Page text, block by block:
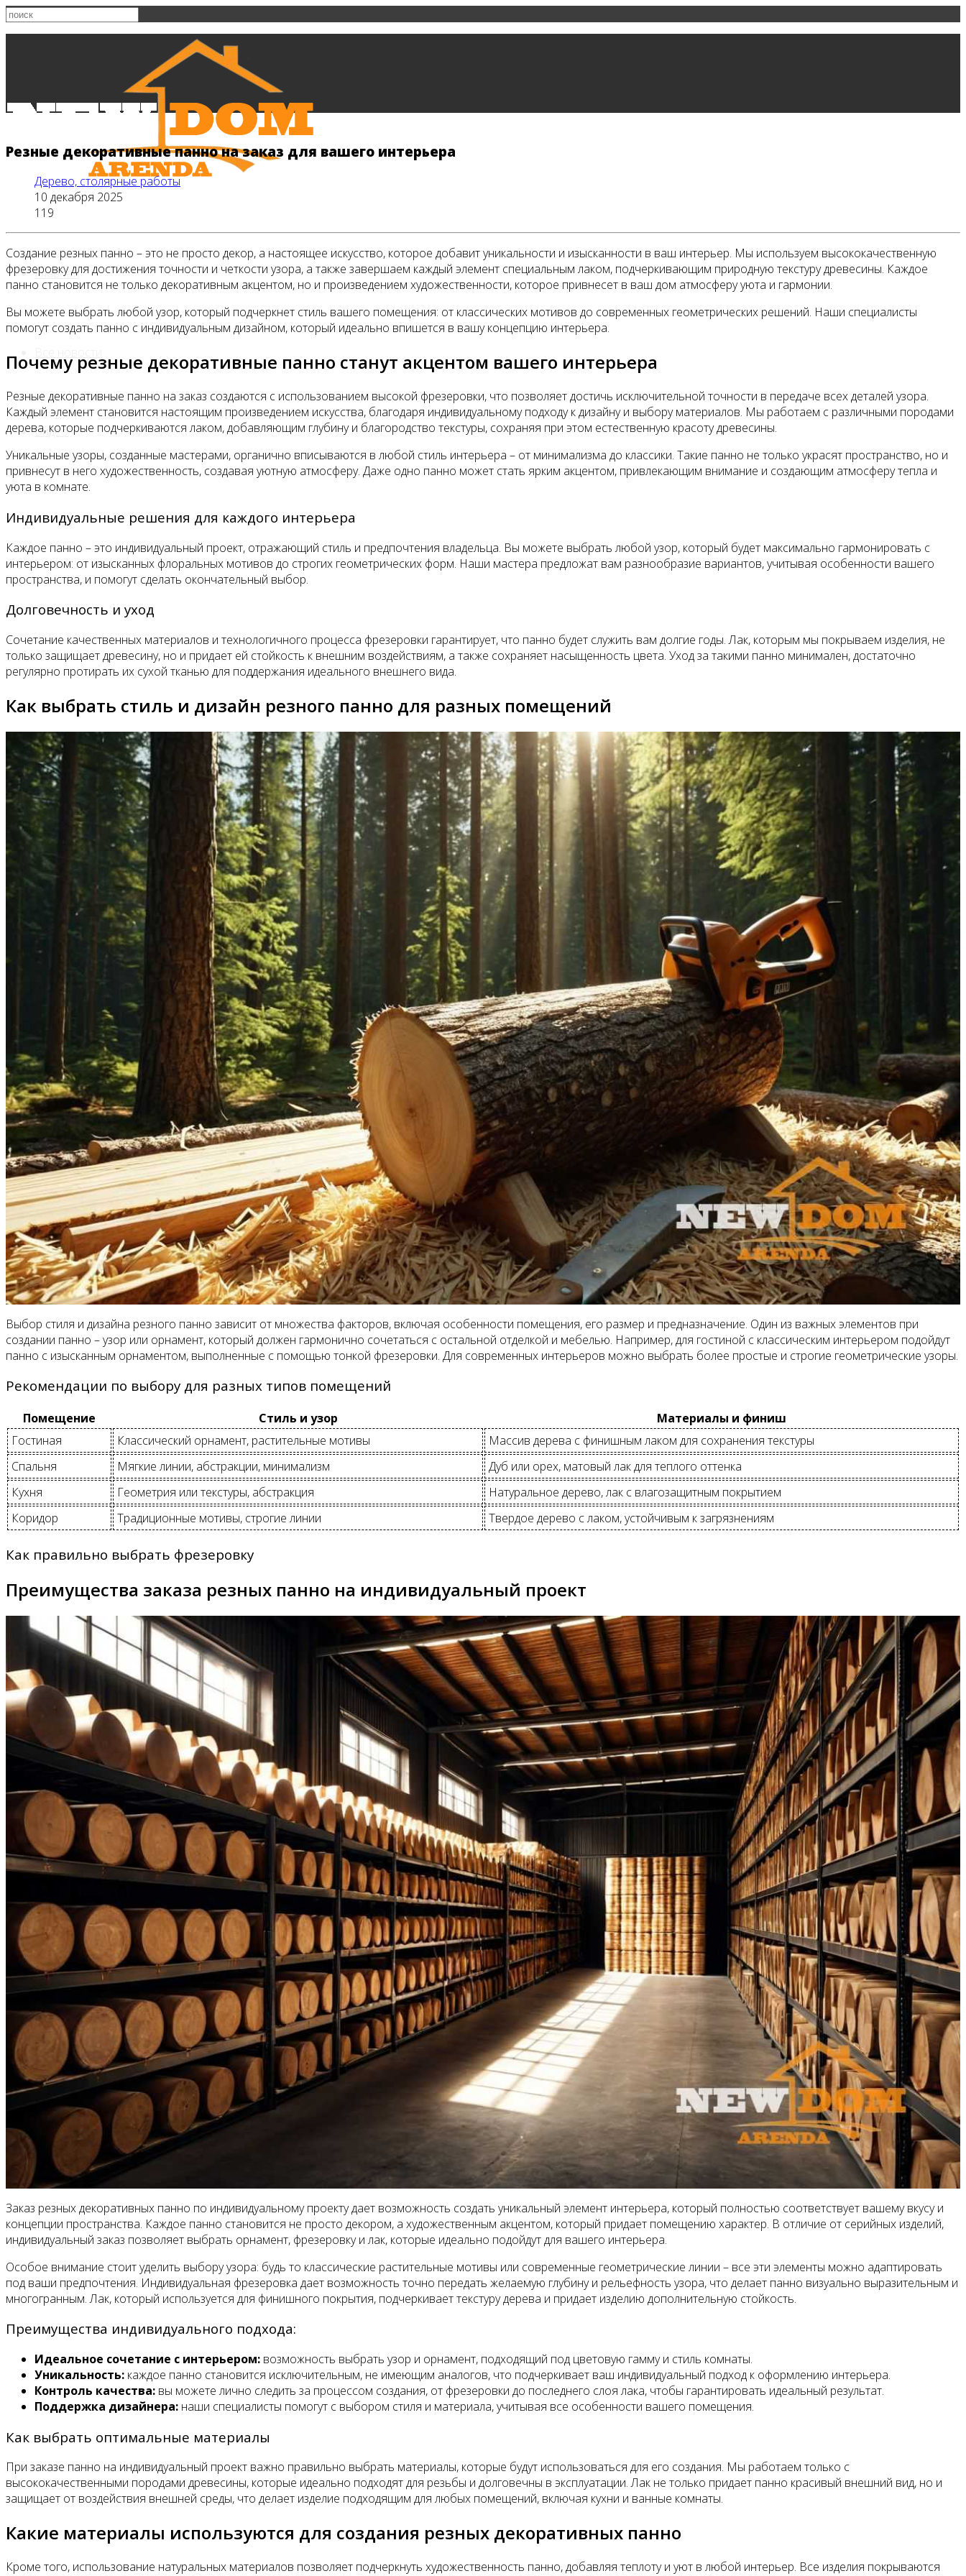
Главная
Видео
Резные декоративные панно на заказ для вашего интерьера
Дерево, столярные работы
10 декабря 2025
119
Создание резных панно – это не просто декор, а настоящее искусство, которое добавит уникальности и изысканности в ваш интерьер. Мы используем высококачественную
фрезеровку для достижения точности и четкости узора, а также завершаем каждый элемент специальным лаком, подчеркивающим природную текстуру древесины. Каждое
панно становится не только декоративным акцентом, но и произведением художественности, которое привнесет в ваш дом атмосферу уюта и гармонии.
Вы можете выбрать любой узор, который подчеркнет стиль вашего помещения: от классических мотивов до современных геометрических решений. Наши специалисты
помогут создать панно с индивидуальным дизайном, который идеально впишется в вашу концепцию интерьера.
Почему резные декоративные панно станут акцентом вашего интерьера
Резные декоративные панно на заказ создаются с использованием высокой фрезеровки, что позволяет достичь исключительной точности в передаче всех деталей узора.
Каждый элемент становится настоящим произведением искусства, благодаря индивидуальному подходу к дизайну и выбору материалов. Мы работаем с различными породами
дерева, которые подчеркиваются лаком, добавляющим глубину и благородство текстуры, сохраняя при этом естественную красоту древесины.
Уникальные узоры, созданные мастерами, органично вписываются в любой стиль интерьера – от минимализма до классики. Такие панно не только украсят пространство, но и
привнесут в него художественность, создавая уютную атмосферу. Даже одно панно может стать ярким акцентом, привлекающим внимание и создающим атмосферу тепла и
уюта в комнате.
Индивидуальные решения для каждого интерьера
Каждое панно – это индивидуальный проект, отражающий стиль и предпочтения владельца. Вы можете выбрать любой узор, который будет максимально гармонировать с
интерьером: от изысканных флоральных мотивов до строгих геометрических форм. Наши мастера предложат вам разнообразие вариантов, учитывая особенности вашего
пространства, и помогут сделать окончательный выбор.
Долговечность и уход
Сочетание качественных материалов и технологичного процесса фрезеровки гарантирует, что панно будет служить вам долгие годы. Лак, которым мы покрываем изделия, не
только защищает древесину, но и придает ей стойкость к внешним воздействиям, а также сохраняет насыщенность цвета. Уход за такими панно минимален, достаточно
регулярно протирать их сухой тканью для поддержания идеального внешнего вида.
Как выбрать стиль и дизайн резного панно для разных помещений
Выбор стиля и дизайна резного панно зависит от множества факторов, включая особенности помещения, его размер и предназначение. Один из важных элементов при
создании панно – узор или орнамент, который должен гармонично сочетаться с остальной отделкой и мебелью. Например, для гостиной с классическим интерьером подойдут
панно с изысканным орнаментом, выполненные с помощью тонкой фрезеровки. Для современных интерьеров можно выбрать более простые и строгие геометрические узоры.
Рекомендации по выбору для разных типов помещений
Помещение Стиль и узор
Материалы и финиш
Гостиная
Классический орнамент, растительные мотивы
Массив дерева с финишным лаком для сохранения текстуры
Спальня
Мягкие линии, абстракции, минимализм
Дуб или орех, матовый лак для теплого оттенка
Кухня
Геометрия или текстуры, абстракция
Натуральное дерево, лак с влагозащитным покрытием
Коридор
Традиционные мотивы, строгие линии Твердое дерево с лаком, устойчивым к загрязнениям
Как правильно выбрать фрезеровку
Преимущества заказа резных панно на индивидуальный проект
Заказ резных декоративных панно по индивидуальному проекту дает возможность создать уникальный элемент интерьера, который полностью соответствует вашему вкусу и
концепции пространства. Каждое панно становится не просто декором, а художественным акцентом, который придает помещению характер. В отличие от серийных изделий,
индивидуальный заказ позволяет выбрать орнамент, фрезеровку и лак, которые идеально подойдут для вашего интерьера.
Особое внимание стоит уделить выбору узора: будь то классические растительные мотивы или современные геометрические линии – все эти элементы можно адаптировать
под ваши предпочтения. Индивидуальная фрезеровка дает возможность точно передать желаемую глубину и рельефность узора, что делает панно визуально выразительным и
многогранным. Лак, который используется для финишного покрытия, подчеркивает текстуру дерева и придает изделию дополнительную стойкость.
Преимущества индивидуального подхода:
Идеальное сочетание с интерьером: возможность выбрать узор и орнамент, подходящий под цветовую гамму и стиль комнаты.
Уникальность: каждое панно становится исключительным, не имеющим аналогов, что подчеркивает ваш индивидуальный подход к оформлению интерьера.
Контроль качества: вы можете лично следить за процессом создания, от фрезеровки до последнего слоя лака, чтобы гарантировать идеальный результат.
Поддержка дизайнера: наши специалисты помогут с выбором стиля и материала, учитывая все особенности вашего помещения.
Как выбрать оптимальные материалы
При заказе панно на индивидуальный проект важно правильно выбрать материалы, которые будут использоваться для его создания. Мы работаем только с
высококачественными породами древесины, которые идеально подходят для резьбы и долговечны в эксплуатации. Лак не только придает панно красивый внешний вид, но и
защищает от воздействия внешней среды, что делает изделие подходящим для любых помещений, включая кухни и ванные комнаты.
Какие материалы используются для создания резных декоративных панно
Кроме того, использование натуральных материалов позволяет подчеркнуть художественность панно, добавляя теплоту и уют в любой интерьер. Все изделия покрываются